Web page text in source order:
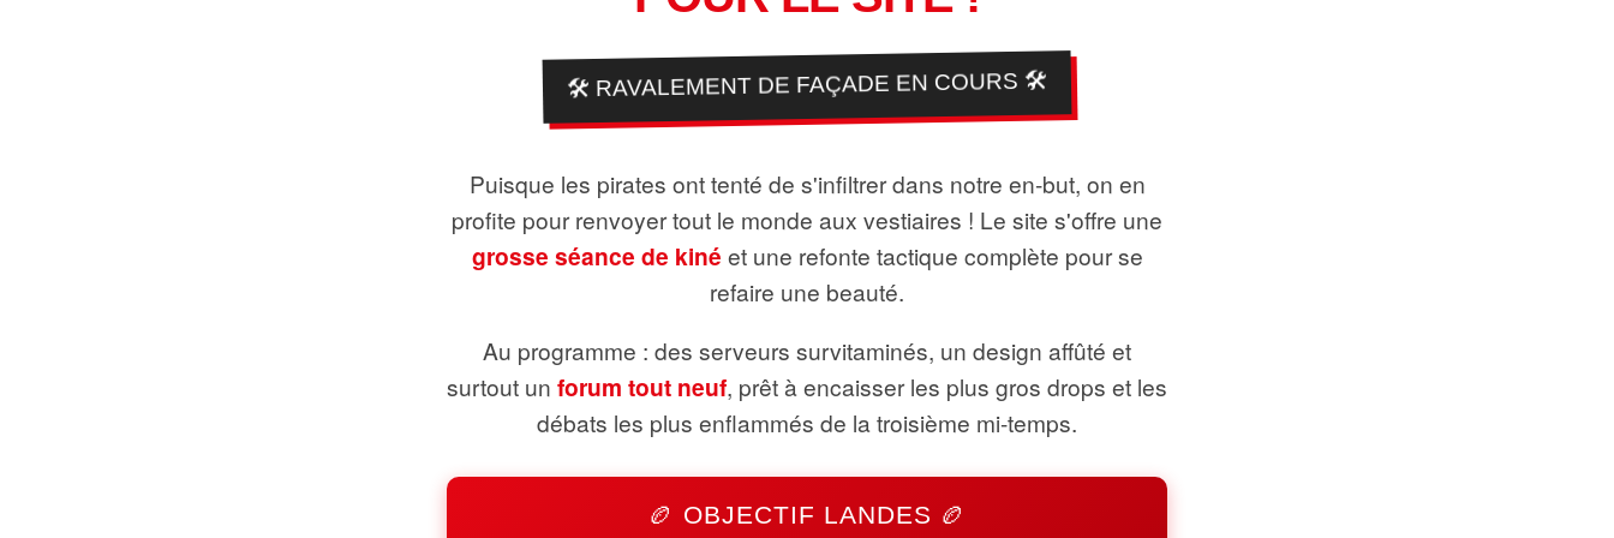
🛠️ RAVALEMENT DE FAÇADE EN COURS 🛠️
Puisque les pirates ont tenté de s'infiltrer dans notre en-but, on en
profite pour renvoyer tout le monde aux vestiaires ! Le site s'offre une
grosse séance de kiné et une refonte tactique complète pour se
refaire une beauté.
Au programme : des serveurs survitaminés, un design affûté et
surtout un forum tout neuf, prêt à encaisser les plus gros drops et les
débats les plus enflammés de la troisième mi-temps.
🏉 OBJECTIF LANDES 🏉